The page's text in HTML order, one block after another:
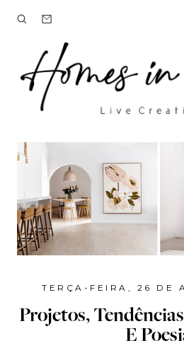
TERÇA-FEIRA, 26 DE
Projetos,
E